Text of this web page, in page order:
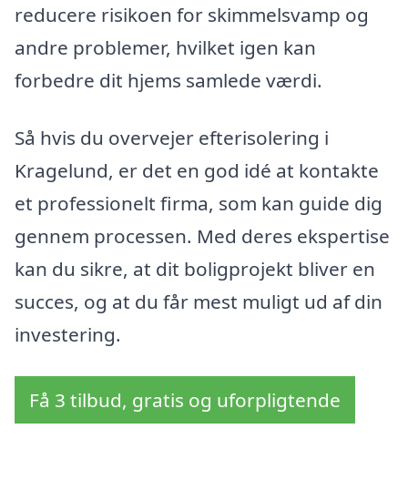
reducere risikoen for skimmelsvamp og
andre problemer, hvilket igen kan
forbedre dit hjems samlede værdi.
Så hvis du overvejer efterisolering i
Kragelund, er det en god idé at kontakte
et professionelt firma, som kan guide dig
gennem processen. Med deres ekspertise
kan du sikre, at dit boligprojekt bliver en
succes, og at du får mest muligt ud af din
investering.
Få 3 tilbud, gratis og uforpligtende